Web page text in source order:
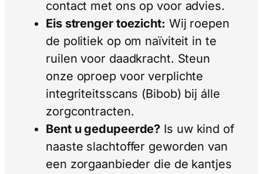
contact met ons op voor advies.
Eis strenger toezicht: Wij roepen
de politiek op om naïviteit in te
ruilen voor daadkracht. Steun
onze oproep voor verplichte
integriteitsscans (Bibob) bij álle
zorgcontracten.
Bent u gedupeerde? Is uw kind of
naaste slachtoffer geworden van
een zorgaanbieder die de kantjes